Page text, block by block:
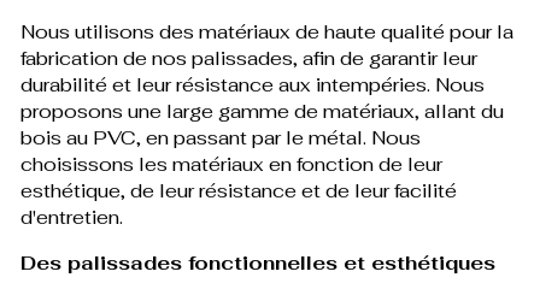
Nous utilisons des matériaux de haute qualité pour la
fabrication de nos palissades, afin de garantir leur
durabilité et leur résistance aux intempéries. Nous
proposons une large gamme de matériaux, allant du
bois au PVC, en passant par le métal. Nous
choisissons les matériaux en fonction de leur
esthétique, de leur résistance et de leur facilité
d'entretien.
Des palissades fonctionnelles et esthétiques